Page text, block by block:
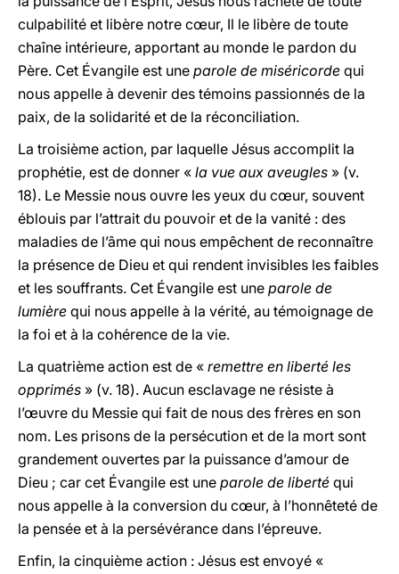
culpabilité et libère notre cœur, Il le libère de toute
chaîne intérieure, apportant au monde le pardon du
Père. Cet Évangile est une parole de miséricorde qui
nous appelle à devenir des témoins passionnés de la
paix, de la solidarité et de la réconciliation.
La troisième action, par laquelle Jésus accomplit la
prophétie, est de donner « la vue aux aveugles » (v.
18). Le Messie nous ouvre les yeux du cœur, souvent
éblouis par l’attrait du pouvoir et de la vanité : des
maladies de l’âme qui nous empêchent de reconnaître
la présence de Dieu et qui rendent invisibles les faibles
et les souffrants. Cet Évangile est une parole de
lumière qui nous appelle à la vérité, au témoignage de
la foi et à la cohérence de la vie.
La quatrième action est de « remettre en liberté les
opprimés » (v. 18). Aucun esclavage ne résiste à
l’œuvre du Messie qui fait de nous des frères en son
nom. Les prisons de la persécution et de la mort sont
grandement ouvertes par la puissance d’amour de
Dieu ; car cet Évangile est une parole de liberté qui
nous appelle à la conversion du cœur, à l’honnêteté de
la pensée et à la persévérance dans l’épreuve.
Enfin, la cinquième action : Jésus est envoyé «